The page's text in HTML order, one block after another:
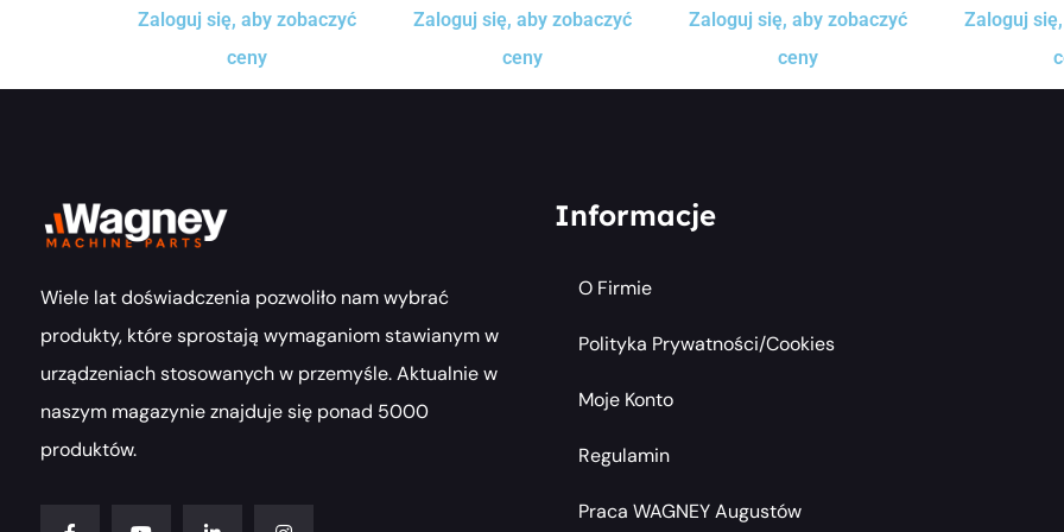
Zaloguj się, aby zobaczyć
ceny
Zaloguj się, aby zobaczyć
ceny
Zaloguj się, aby zobaczyć
ceny
Zaloguj
Wiele lat doświadczenia pozwoliło nam wybrać
produkty, które sprostają wymaganiom stawianym w
urządzeniach stosowanych w przemyśle. Aktualnie w
naszym magazynie znajduje się ponad 5000
produktów.
Informacje
O Firmie
Polityka Prywatności/cookies
Moje Konto
Regulamin
Praca WAGNEY Augustów